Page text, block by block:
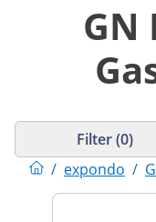
GN
/ expondo /
Filter (0)